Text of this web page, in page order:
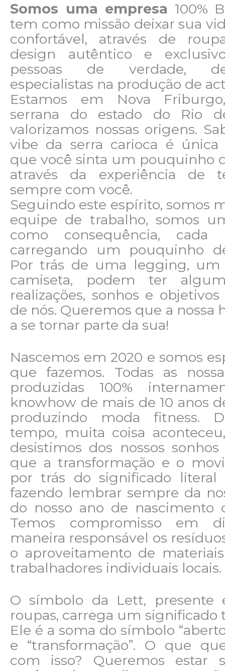
Somos uma empresa 100%
tem como missão deixar sua
confortável, através de
design autêntico e
pessoas de verdade,
especialistas na produção de
Estamos em Nova
serrana do estado do Rio
valorizamos nossas origens.
vibe da serra carioca é
que você sinta um pouquinho
através da experiência de
sempre com você.
Seguindo este espírito, somos
equipe de trabalho, somos
como consequência, cada
carregando um pouquinho
Por trás de uma legging,
camiseta, podem ter
realizações, sonhos e
de nós. Queremos que a nossa
a se tornar parte da sua!
Nascemos em 2020 e somos
que fazemos. Todas as
produzidas 100%
knowhow de mais de 10 anos
produzindo moda fitness.
tempo, muita coisa
desistimos dos nossos
que a transformação e o
por trás do significado literal
fazendo lembrar sempre da
do nosso ano de nascimento
Temos compromisso em
maneira responsável os
o aproveitamento de
trabalhadores individuais locais.
O símbolo da Lett, presente
roupas, carrega um significado
Ele é a soma do símbolo
e “transformação”. O que
com isso? Queremos estar